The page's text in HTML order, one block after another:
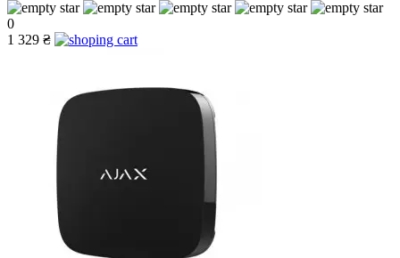
0
1 329 ₴